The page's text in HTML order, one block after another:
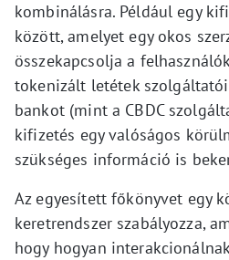
kombinálásra. Például egy
között, amelyet egy okos
összekapcsolja a
tokenizált letétek
bankot (mint a CBDC
kifizetés egy valóságos
szükséges információ is
Az egyesített főkönyvet egy
keretrendszer szabályozza,
hogy hogyan